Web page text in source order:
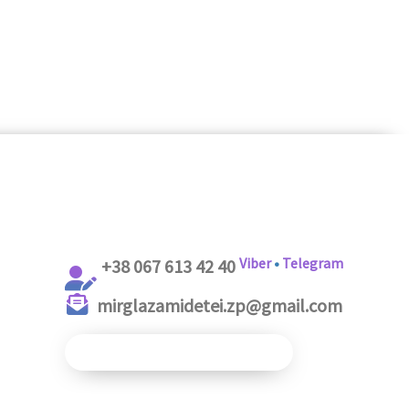
+38 067 613 42 40 Viber• Telegram
mirglazamidetei.zp@gmail.com